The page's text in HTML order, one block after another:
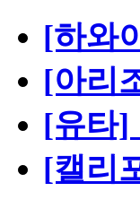
[하와
[아리
[유타]
[캘리